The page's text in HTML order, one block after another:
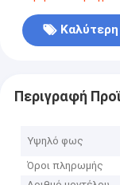
Καλύτερη
Περιγραφή
Υψηλό φως
Όροι πληρωμής